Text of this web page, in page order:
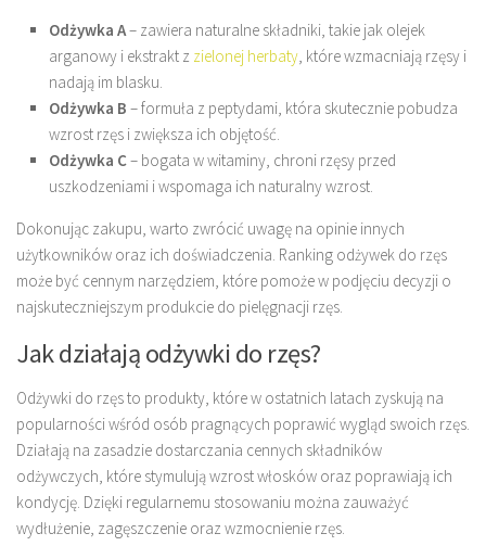
Odżywka A– zawiera naturalne składniki, takie jak olejek
arganowy i ekstrakt z zielonej herbaty, które wzmacniają rzęsy i
nadają im blasku.
Odżywka B – formuła z peptydami, która skutecznie pobudza
wzrost rzęs i zwiększa ich objętość.
Odżywka C– bogata w witaminy, chroni rzęsy przed
uszkodzeniami i wspomaga ich naturalny wzrost.
Dokonując zakupu, warto zwrócić uwagę na opinie innych
użytkowników oraz ich doświadczenia. Ranking odżywek do rzęs
może być cennym narzędziem, które pomoże w podjęciu decyzji o
najskuteczniejszym produkcie do pielęgnacji rzęs.
Jak działają odżywki do rzęs?
Odżywki do rzęs to produkty, które w ostatnich latach zyskują na
popularności wśród osób pragnących poprawić wygląd swoich rzęs.
Działają na zasadzie dostarczania cennych składników
odżywczych, które stymulują wzrost włosków oraz poprawiają ich
kondycję. Dzięki regularnemu stosowaniu można zauważyć
wydłużenie, zagęszczenie oraz wzmocnienie rzęs.